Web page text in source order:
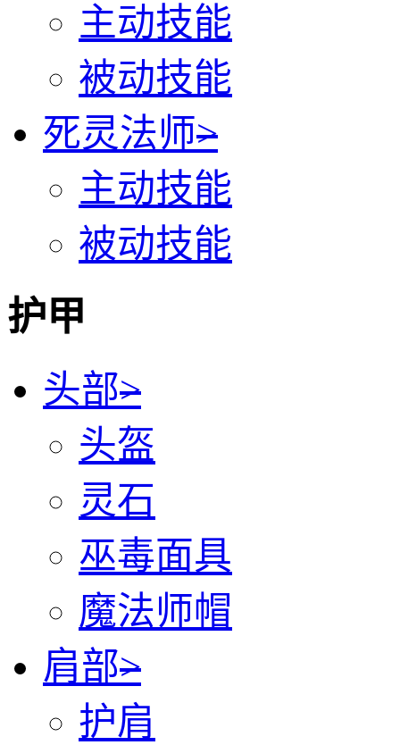
主动技能
被动技能
死灵法师>
主动技能
被动技能
护甲
头部>
头盔
灵石
巫毒面具
魔法师帽
肩部>
护肩